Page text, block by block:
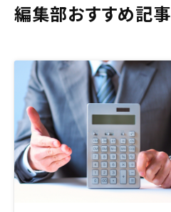
編集部おすすめ記事